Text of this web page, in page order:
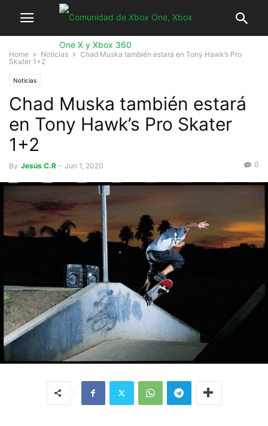
Home Noticias
Chad Muska también estará en Tony Hawk’s Pro
Skater 1+2
Noticias
Chad Muska también estará
en Tony Hawk’s Pro Skater
1+2
By Jesús C.R - Jun 1, 2020 0